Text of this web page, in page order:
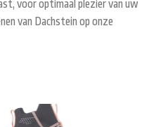
voor optimaal plezier van uw
van Dachstein op onze